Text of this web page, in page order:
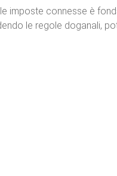
imposte connesse è
le regole doganali,